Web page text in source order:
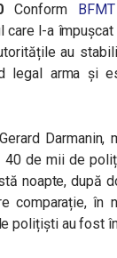
Conform
care l-a
au
legal arma și
Gerard Darmanin,
40 de mii de
noapte, după
comparație, în
polițiști au fost